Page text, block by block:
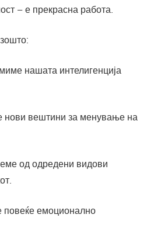
– е прекрасна работа.
нашата интелигенција
вештини за менување на
од одредени видови
емоционално